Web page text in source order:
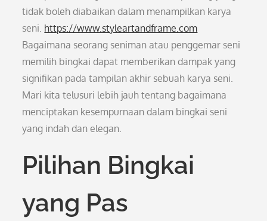
tidak boleh diabaikan dalam menampilkan karya
seni. https://www.styleartandframe.com
Bagaimana seorang seniman atau penggemar seni
memilih bingkai dapat memberikan dampak yang
signifikan pada tampilan akhir sebuah karya seni.
Mari kita telusuri lebih jauh tentang bagaimana
menciptakan kesempurnaan dalam bingkai seni
yang indah dan elegan.
Pilihan Bingkai
yang Pas